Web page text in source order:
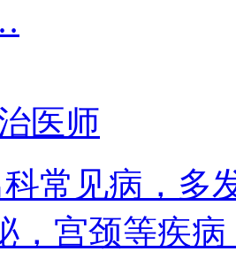
医师
常见病，多
，宫颈等疾